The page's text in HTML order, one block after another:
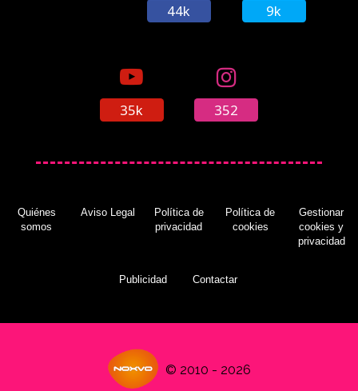
44k 9k
35k 352
Quiénes
somos
Aviso Legal
Política de
privacidad
Política de
cookies
Gestionar
cookies y
privacidad
Publicidad Contactar
© 2010 - 2026